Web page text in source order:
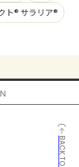
ト® サラリア®
BACK TO TOP